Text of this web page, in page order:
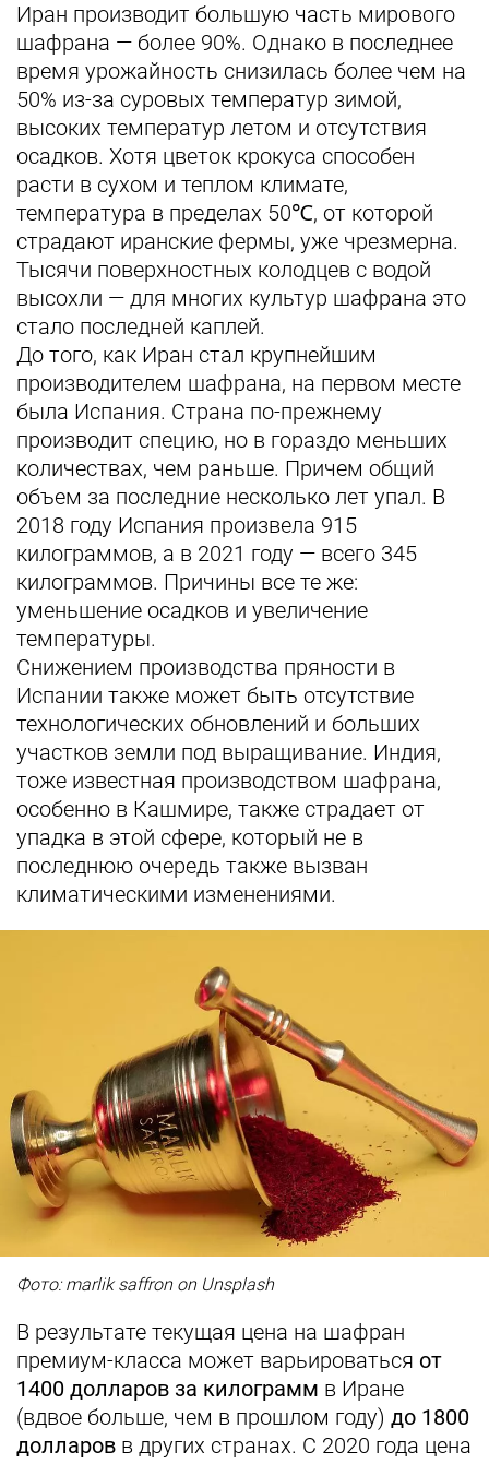
Иран производит большую часть мирового
шафрана — более 90%. Однако в последнее
время урожайность снизилась более чем на
50% из-за суровых температур зимой,
высоких температур летом и отсутствия
осадков. Хотя цветок крокуса способен
расти в сухом и теплом климате,
температура в пределах 50℃, от которой
страдают иранские фермы, уже чрезмерна.
Тысячи поверхностных колодцев с водой
высохли — для многих культур шафрана это
стало последней каплей.
До того, как Иран стал крупнейшим
производителем шафрана, на первом месте
была Испания. Страна по-прежнему
производит специю, но в гораздо меньших
количествах, чем раньше. Причем общий
объем за последние несколько лет упал. В
2018 году Испания произвела 915
килограммов, а в 2021 году — всего 345
килограммов. Причины все те же:
уменьшение осадков и увеличение
температуры.
Снижением производства пряности в
Испании также может быть отсутствие
технологических обновлений и больших
участков земли под выращивание. Индия,
тоже известная производством шафрана,
особенно в Кашмире, также страдает от
упадка в этой сфере, который не в
последнюю очередь также вызван
климатическими изменениями.
Фото: marlik saffron on Unsplash
В результате текущая цена на шафран
премиум-класса может варьироваться от
1400 долларов за килограмм в Иране
(вдвое больше, чем в прошлом году) до 1800
долларов в других странах. С 2020 года цена